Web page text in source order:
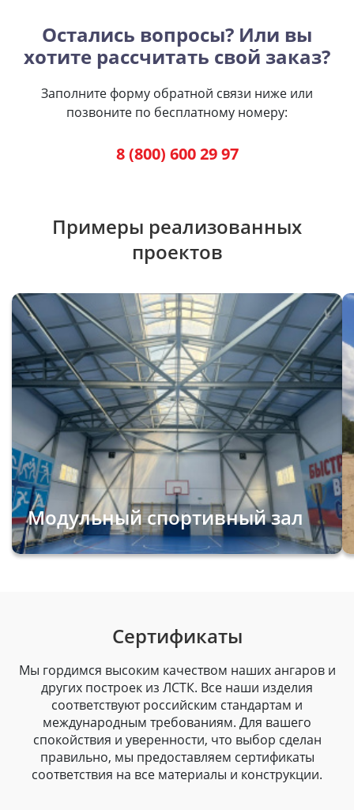
Остались вопросы? Или вы
хотите рассчитать свой заказ?
Заполните форму обратной связи ниже или
позвоните по бесплатному номеру:
8 (800) 600 29 97
Примеры реализованных
проектов
Модульный спортивный зал
Сертификаты
Мы гордимся высоким качеством наших ангаров и
других построек из ЛСТК. Все наши изделия
соответствуют российским стандартам и
международным требованиям. Для вашего
спокойствия и уверенности, что выбор сделан
правильно, мы предоставляем сертификаты
соответствия на все материалы и конструкции.